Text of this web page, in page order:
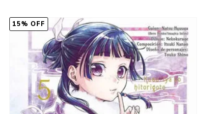
15% OFF